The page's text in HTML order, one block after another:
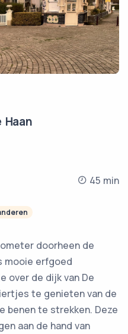
45 min
doorheen de
mooie erfgoed
over de dijk van De
te genieten van de
benen te strekken. Deze
aan de hand van